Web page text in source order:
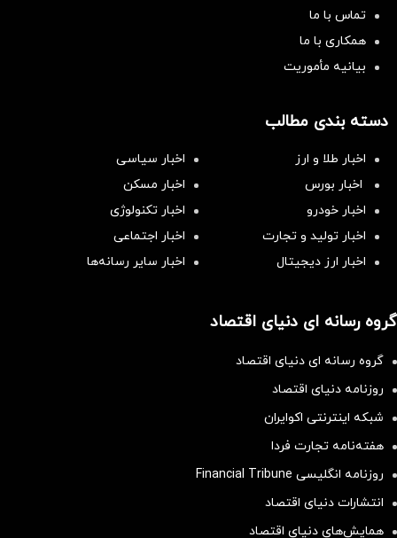
تماس با ما
همکاری با ما
بیانیه مأموریت
دسته بندی مطالب
اخبار طلا و ارز
اخبار سیاسی
اخبار بورس
اخبار مسکن
اخبار خودرو
اخبار تکنولوژی
اخبار تولید و تجارت
اخبار اجتماعی
اخبار ارز دیجیتال
اخبار سایر رسانه‌‌ها
گروه رسانه ای دنیای اقتصاد
گروه رسانه ای دنیای اقتصاد
روزنامه دنیای اقتصاد
شبکه اینترنتی اکوایران
هفته‌نامه تجارت فردا
روزنامه انگلیسی Financial Tribune
انتشارات دنیای اقتصاد
همایش‌های دنیای اقتصاد